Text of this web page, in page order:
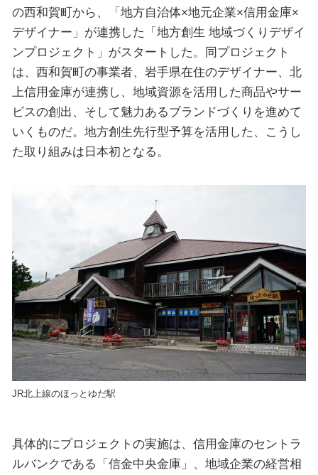
の西和賀町から、「地方自治体×地元企業×信用金庫×
デザイナー」が連携した「地方創生 地域づくりデザイ
ンプロジェクト」がスタートした。同プロジェクト
は、西和賀町の事業者、岩手県在住のデザイナー、北
上信用金庫が連携し、地域資源を活用した商品やサー
ビスの創出、そして魅力あるブランドづくりを進めて
いくものだ。地方創生先行型予算を活用した、こうし
た取り組みは日本初となる。
JR北上線のほっとゆだ駅
具体的にプロジェクトの実施は、信用金庫のセントラ
ルバンクである「信金中央金庫」、地域企業の経営相